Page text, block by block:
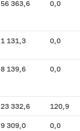
56 363,6 0,0
1 131,3 0,0
8 139,6 0,0
23 332,6 120,9
9 309,0 0,0